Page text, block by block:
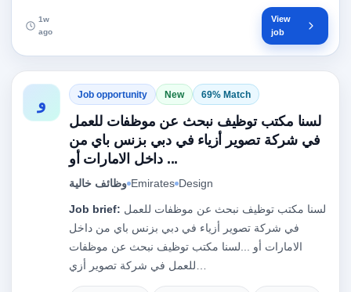
1w
ago
View
job
و Job opportunity New 69% Match
لسنا مكتب توظيف نبحث عن موظفات للعمل
في شركة تصوير أزياء في دبي بزنس باي من
داخل الامارات أو ...
وظائف خالية Emirates Design
Job brief:
في شركة تصوير أزياء في دبي بزنس باي من داخل
الامارات أو ...لسنا مكتب توظيف نبحث عن موظفات